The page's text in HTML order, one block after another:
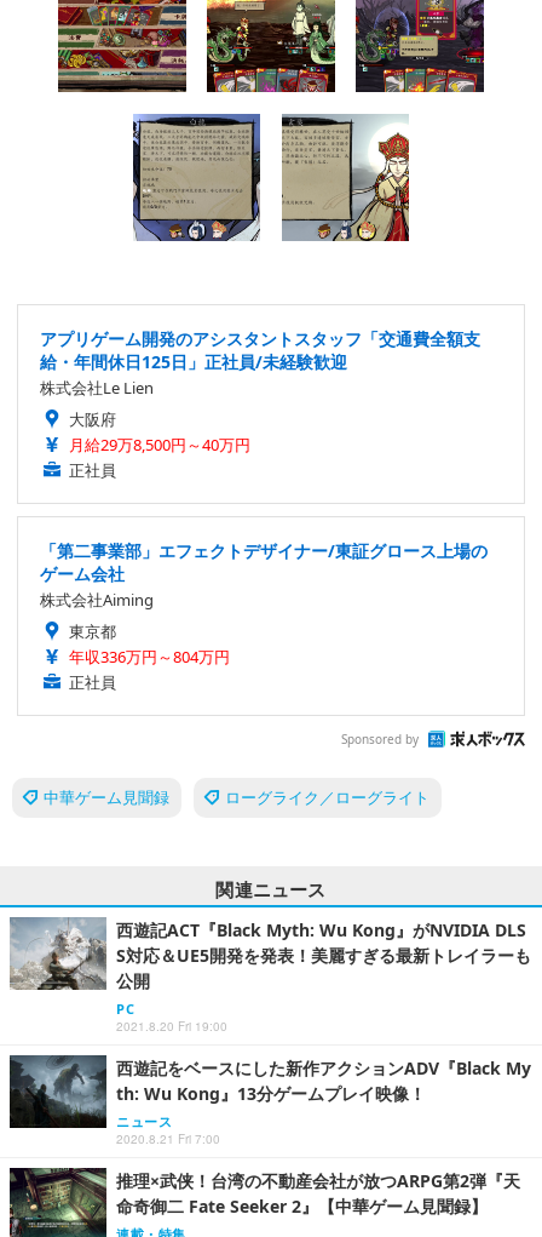
アプリゲーム開発のアシスタントスタッフ「交通費全額支
給・年間休日125日」正社員/未経験歓迎
株式会社Le Lien
大阪府
月給29万8,500円～40万円
正社員
「第二事業部」エフェクトデザイナー/東証グロース上場の
ゲーム会社
株式会社Aiming
東京都
年収336万円～804万円
正社員
Sponsored by
中華ゲーム見聞録 ローグライク／ローグライト
関連ニュース
西遊記ACT『Black Myth: Wu Kong』がNVIDIA DLS
S対応＆UE5開発を発表！美麗すぎる最新トレイラーも
公開
PC
2021.8.20 Fri 19:00
西遊記をベースにした新作アクションADV『Black My
th: Wu Kong』13分ゲームプレイ映像！
ニュース
2020.8.21 Fri 7:00
推理×武侠！台湾の不動産会社が放つARPG第2弾『天
命奇御二 Fate Seeker 2』【中華ゲーム見聞録】